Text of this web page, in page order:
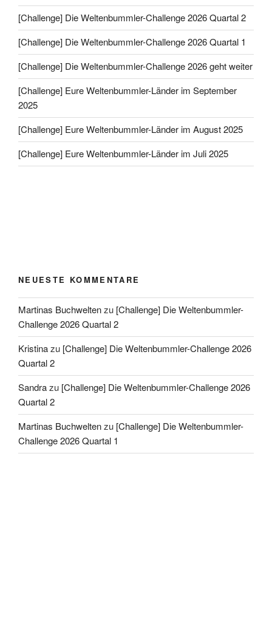
[Challenge] Die Weltenbummler-Challenge 2026 Quartal 2
[Challenge] Die Weltenbummler-Challenge 2026 Quartal 1
[Challenge] Die Weltenbummler-Challenge 2026 geht weiter
[Challenge] Eure Weltenbummler-Länder im September
2025
[Challenge] Eure Weltenbummler-Länder im August 2025
[Challenge] Eure Weltenbummler-Länder im Juli 2025
NEUESTE KOMMENTARE
Martinas Buchweltenzu [Challenge] Die Weltenbummler-
Challenge 2026 Quartal 2
Kristinazu [Challenge] Die Weltenbummler-Challenge 2026
Quartal 2
Sandrazu [Challenge] Die Weltenbummler-Challenge 2026
Quartal 2
Martinas Buchweltenzu [Challenge] Die Weltenbummler-
Challenge 2026 Quartal 1